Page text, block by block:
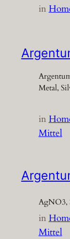
in
Metal,
in
Mittel
AgNO3,
in
Mittel